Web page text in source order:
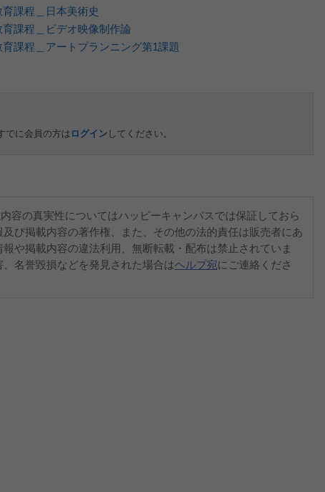
課程＿日本美術史
課程＿ビデオ映像制作論
課程＿アートプランニング第1課題
でに会員の方は ログイン してください。
内容の真実性についてはハッピーキャンパスでは保証しておら
及び掲載内容の著作権、また、その他の法的責任は販売者にあ
報や掲載内容の違法利用、無断転載・配布は禁止されていま
名誉毀損などを発見された場合はヘルプ宛にご連絡くださ